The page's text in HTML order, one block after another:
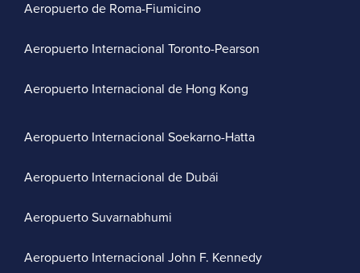
Aeropuerto de Roma-Fiumicino
Aeropuerto Internacional Toronto-Pearson
Aeropuerto Internacional de Hong Kong
Aeropuerto Internacional Soekarno-Hatta
Aeropuerto Internacional de Dubái
Aeropuerto Suvarnabhumi
Aeropuerto Internacional John F. Kennedy